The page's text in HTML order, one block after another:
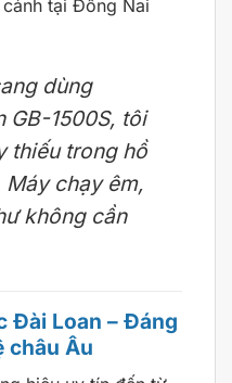
tại Đồng Nai
dùng
GB-1500S, tôi
thiếu trong hồ
chạy êm,
không cần
Đài Loan – Đáng
châu Âu